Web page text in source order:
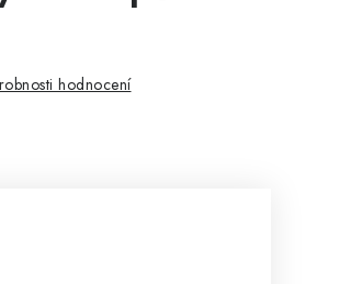
hodnocení